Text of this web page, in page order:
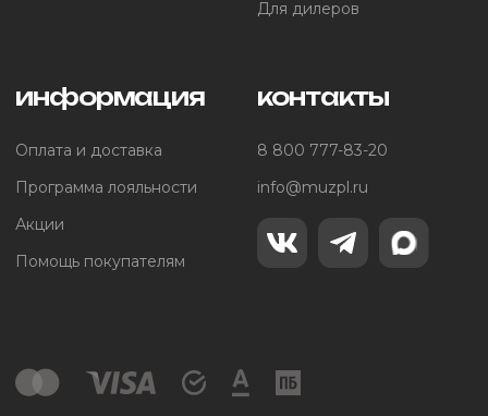
Для дилеров
информация
Оплата и доставка
Программа лояльности
Акции
Помощь покупателям
контакты
8 800 777-83-20
info@muzpl.ru